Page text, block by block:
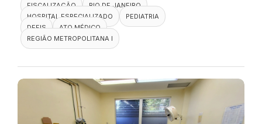
FISCALIZAÇÃO
RIO DE JANEIRO
HOSPITAL ESPECIALIZADO
PEDIATRIA
DEFIS
ATO MÉDICO
REGIÃO METROPOLITANA I